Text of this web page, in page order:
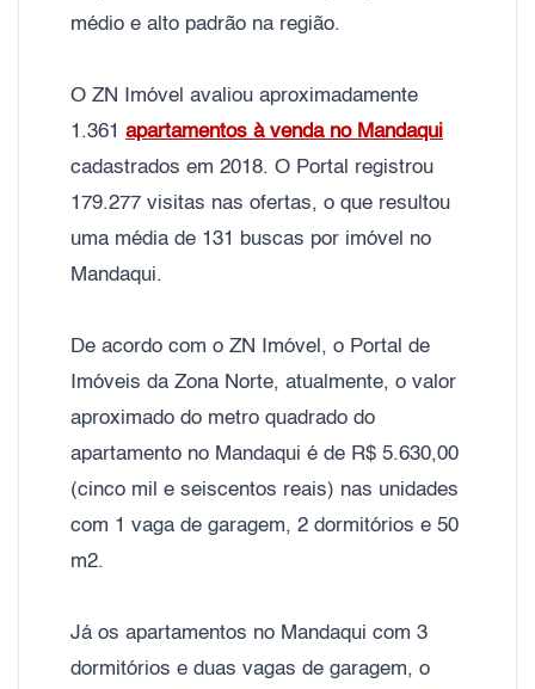
médio e alto padrão na região.
O ZN Imóvel avaliou aproximadamente
1.361 apartamentos à venda no Mandaqui
cadastrados em 2018. O Portal registrou
179.277 visitas nas ofertas, o que resultou
uma média de 131 buscas por imóvel no
Mandaqui.
De acordo com o ZN Imóvel, o Portal de
Imóveis da Zona Norte, atualmente, o valor
aproximado do metro quadrado do
apartamento no Mandaqui é de R$ 5.630,00
(cinco mil e seiscentos reais) nas unidades
com 1 vaga de garagem, 2 dormitórios e 50
m2.
Já os apartamentos no Mandaqui com 3
dormitórios e duas vagas de garagem, o